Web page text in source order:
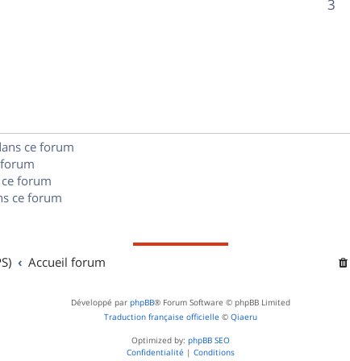
sp
e
3
ce forum
forum
ce forum
Accueil forum
Développé par phpBB® Forum Software © phpBB Limited
Traduction française officielle © Qiaeru
Optimized by: phpBB SEO
Confidentialité | Conditions